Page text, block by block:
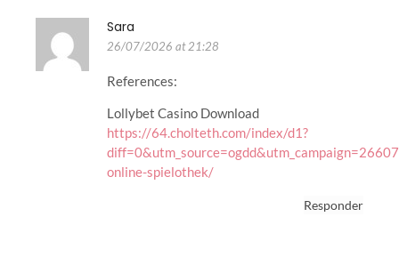
Sara
26/07/2026 at 21:28
References:
Lollybet Casino Download
https://64.cholteth.com/index/d1?
online-spielothek/
Responder